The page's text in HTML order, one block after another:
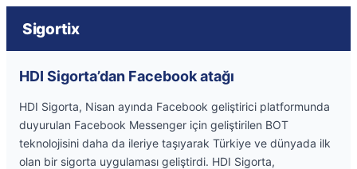
Sigortix
HDI Sigorta’dan Facebook atağı
HDI Sigorta, Nisan ayında Facebook geliştirici platformunda
duyurulan Facebook Messenger için geliştirilen BOT
teknolojisini daha da ileriye taşıyarak Türkiye ve dünyada ilk
olan bir sigorta uygulaması geliştirdi. HDI Sigorta,